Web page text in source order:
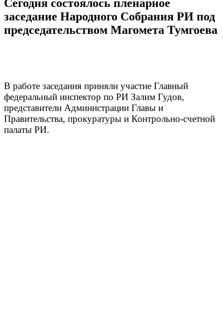
Сегодня состоялось пленарное
заседание Народного Собрания РИ под
председательством Магомета Тумгоева
В работе заседания приняли участие Главный
федеральный инспектор по РИ Залим Гудов,
представители Администрации Главы и
Правительства, прокуратуры и Контрольно-счетной
палаты РИ.